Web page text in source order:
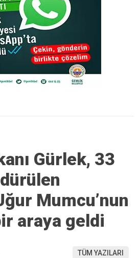
Gürlek, 33
Mumcu’nun
araya geldi
TÜM YAZILARI